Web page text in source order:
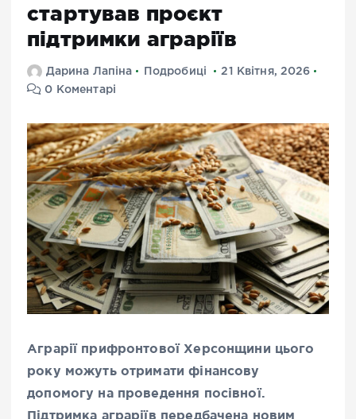
стартував проєкт
підтримки аграріїв
Дарина Лапіна Подробиці
21 Квітня, 2026
0 Коментарі
Аграрії прифронтової Херсонщини цього
року можуть отримати фінансову
допомогу на проведення посівної.
Підтримка аграріїв передбачена новим